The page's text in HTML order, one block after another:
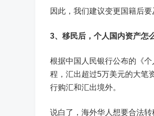
因此，我们建议变更国籍后
3、 移民后，个人国内资产怎
根据中国人民银行公布的《
程，汇出超过5万美元的大笔
行购汇和汇出境外。
说白了，海外华人想要合法